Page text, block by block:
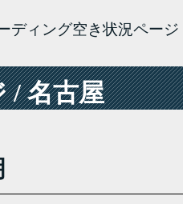
ディング空き状況ページ
/ 名古屋